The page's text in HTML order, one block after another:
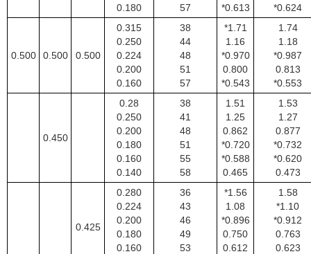
0.180
57
*0.613
*0.624
0.500 0.500 0.500
0.315
0.250
0.224
0.200
0.160
38
44
48
51
57
*1.71
1.16
*0.970
0.800
*0.543
1.74
1.18
*0.987
0.813
*0.553
0.450
0.28
0.250
0.200
0.180
0.160
0.140
38
41
48
51
55
58
1.51
1.25
0.862
*0.720
*0.588
0.465
1.53
1.27
0.877
*0.732
*0.620
0.473
0.425
0.280
0.224
0.200
0.180
0.160
36
43
46
49
53
*1.56
1.08
*0.896
0.750
0.612
1.58
*1.10
*0.912
0.763
0.623